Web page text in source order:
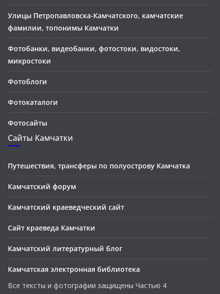
Улицы Петропавловска-Камчатского, камчатские
фамилии, топонимы Камчатки
Фотобанки, видеобанки, фотостоки, видостоки,
микростоки
Фотоблоги
Фотокаталоги
Фотосайты
Сайты Камчатки
Путешествия, трансферы по полуострову Камчатка
Камчатский форум
Камчатский краеведческий сайт
Сайт краеведа Камчатки
Камчатский литературный блог
Камчатская электронная библиотека
Все тексты и фотографии защищены Частью 4